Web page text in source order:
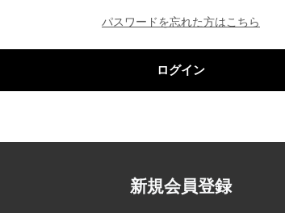
パスワードを忘れた方はこちら
ログイン
新規会員登録